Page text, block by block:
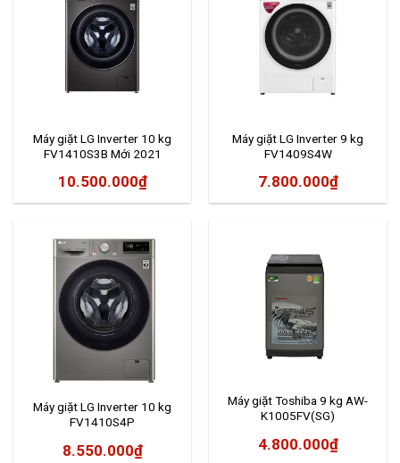
Máy giặt LG Inverter 10 kg
FV1410S3B Mới 2021
10.500.000₫
Máy giặt LG Inverter 9 kg
FV1409S4W
7.800.000₫
Máy giặt LG Inverter 10 kg
FV1410S4P
8.550.000₫
Máy giặt Toshiba 9 kg AW-
K1005FV(SG)
4.800.000₫